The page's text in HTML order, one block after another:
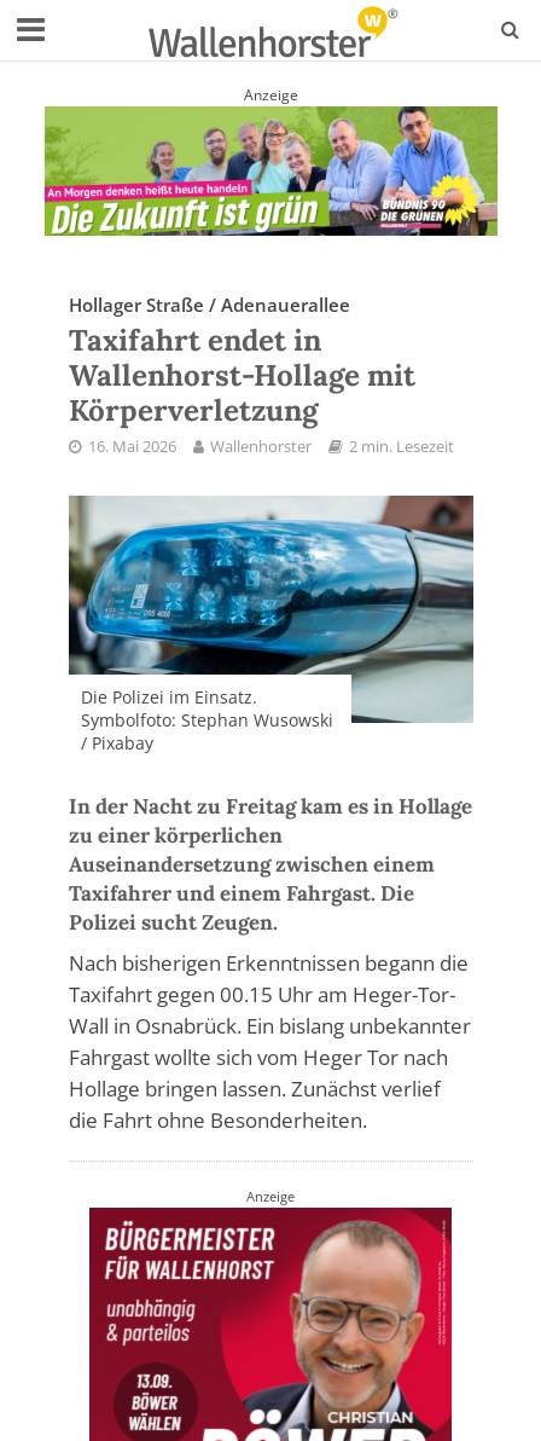
Anzeige
Hollager Straße / Adenauerallee
Taxifahrt endet in
Wallenhorst-Hollage mit
Körperverletzung
16. Mai 2026 Wallenhorster 2 min. Lesezeit
Die Polizei im Einsatz.
Symbolfoto: Stephan Wusowski
/ Pixabay
In der Nacht zu Freitag kam es in Hollage
zu einer körperlichen
Auseinandersetzung zwischen einem
Taxifahrer und einem Fahrgast. Die
Polizei sucht Zeugen.
Nach bisherigen Erkenntnissen begann die
Taxifahrt gegen 00.15 Uhr am Heger-Tor-
Wall in Osnabrück. Ein bislang unbekannter
Fahrgast wollte sich vom Heger Tor nach
Hollage bringen lassen. Zunächst verlief
die Fahrt ohne Besonderheiten.
Anzeige